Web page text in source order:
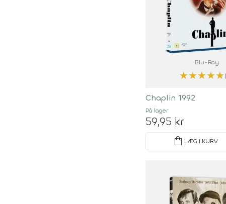
Blu-Ray
★★★★★
Chaplin 1992
På lager
59,95 kr
shopping_bag LÆG I KURV